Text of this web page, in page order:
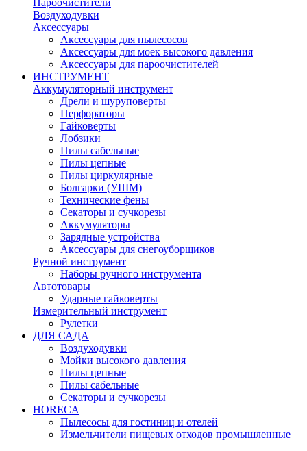
Пароочистители
Воздуходувки
Аксессуары
Аксессуары для пылесосов
Аксессуары для моек высокого давления
Аксессуары для пароочистителей
ИНСТРУМЕНТ
Аккумуляторный инструмент
Дрели и шуруповерты
Перфораторы
Гайковерты
Лобзики
Пилы сабельные
Пилы цепные
Пилы циркулярные
Болгарки (УШМ)
Технические фены
Секаторы и сучкорезы
Аккумуляторы
Зарядные устройства
Аксессуары для снегоуборщиков
Ручной инструмент
Наборы ручного инструмента
Автотовары
Ударные гайковерты
Измерительный инструмент
Рулетки
ДЛЯ САДА
Воздуходувки
Мойки высокого давления
Пилы цепные
Пилы сабельные
Секаторы и сучкорезы
HORECA
Пылесосы для гостиниц и отелей
Измельчители пищевых отходов промышленные